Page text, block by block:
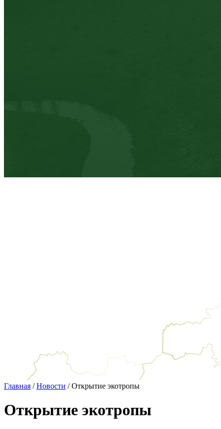
Главная / Новости / Открытие экотропы
Открытие экотропы